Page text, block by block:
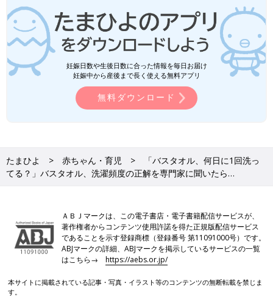
妊娠日数や生後日数に合った情報を毎日お届け
妊娠中から産後まで長く使える無料アプリ
無料ダウンロード
たまひよ 赤ちゃん・育児
「バスタオル、何日に1回洗っ
てる？」バスタオル、洗濯頻度の正解を専門家に聞いたら…
ＡＢＪマークは、この電子書店・電子書籍配信サービスが、
著作権者からコンテンツ使用許諾を得た正規版配信サービス
であることを示す登録商標（登録番号 第11091000号）です。
ABJマークの詳細、ABJマークを掲示しているサービスの一覧
はこちら→https://aebs.or.jp/
本サイトに掲載されている記事・写真・イラスト等のコンテンツの無断転載を禁じま
す。